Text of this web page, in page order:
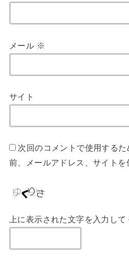
メール ※
サイト
次回のコメントで使用する
前、メールアドレス、サイトを
上に表示された文字を入力して